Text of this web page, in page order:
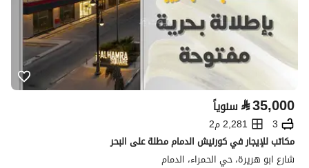
⃁35,000 سنوياً
3
2,281 م2
مكاتب للإيجار في كورنيش الدمام مطلة على البحر
شارع ابو هريرة، حي الحمراء، الدمام